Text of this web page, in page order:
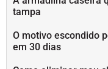
tampa
O motivo escondido
em 30 dias